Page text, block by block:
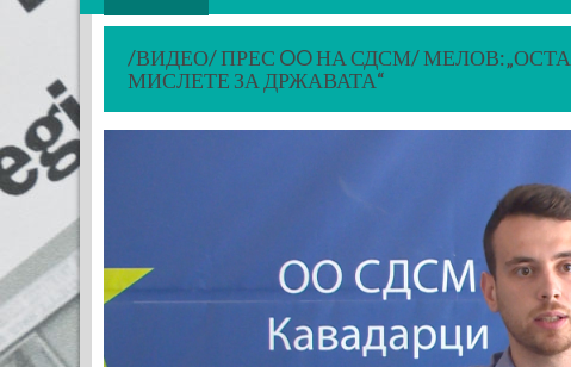
/ВИДЕО/ ПРЕС OO НА СДСМ/
МИСЛЕТЕ ЗА ДРЖАВАТА“